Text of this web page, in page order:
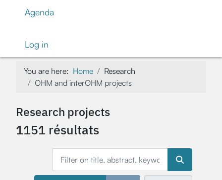
Agenda
Log in
You are here: Home
Research
OHM and interOHM projects
Research projects
1151 résultats
Filter on title, abstract, keywords, project leader’s